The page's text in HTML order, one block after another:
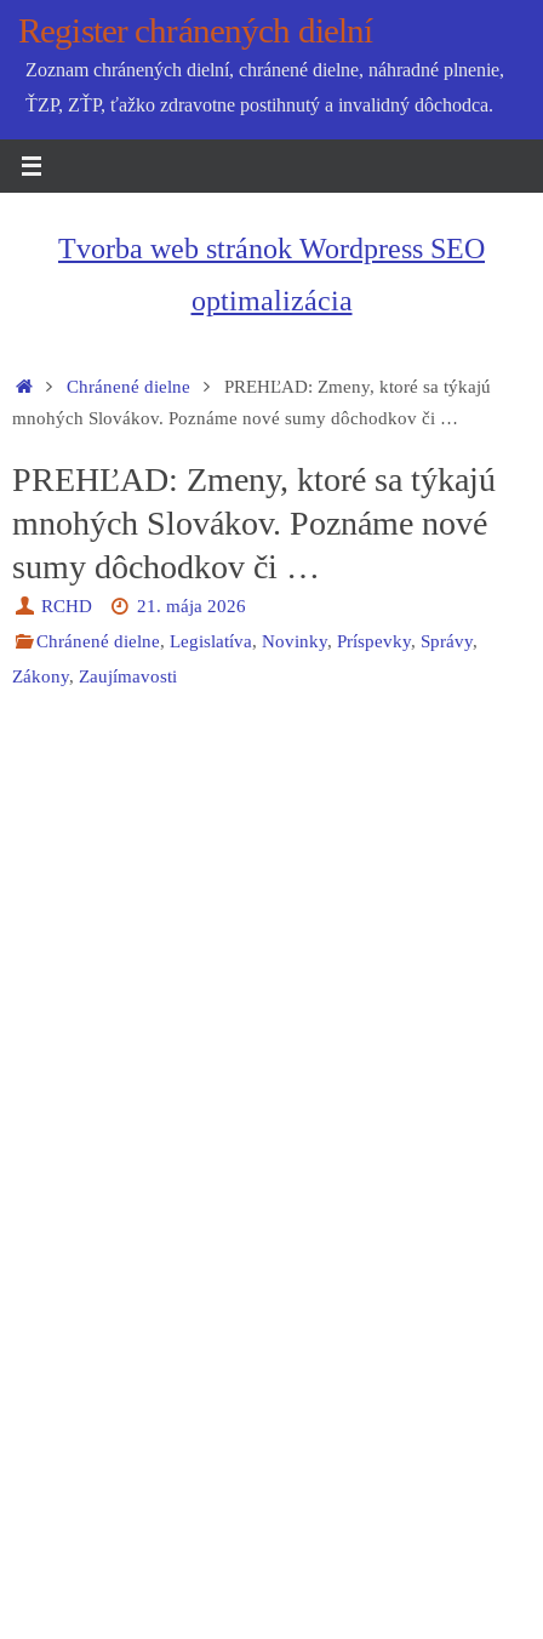
SkipRegister chránených dielní
Zoznam chránených dielní, chránené dielne, náhradné plnenie,
ŤZP, ZŤP, ťažko zdravotne postihnutý a invalidný dôchodca.
Tvorba web stránok Wordpress SEO
optimalizácia
HomeChránené dielne
PREHĽAD: Zmeny, ktoré sa týkajú
mnohých Slovákov. Poznáme nové sumy dôchodkov či …
PREHĽAD: Zmeny, ktoré sa týkajú
mnohých Slovákov. Poznáme nové
sumy dôchodkov či …
RCHD
21. mája 2026
Chránené dielne,Legislatíva,Novinky,Príspevky, Správy,
Zákony, Zaujímavosti